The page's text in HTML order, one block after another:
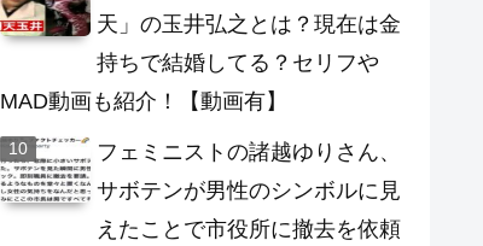
天」の玉井弘之とは？現在は金
持ちで結婚してる？セリフや
MAD動画も紹介！【動画有】
フェミニストの諸越ゆりさん、
サボテンが男性のシンボルに見
えたことで市役所に撤去を依頼